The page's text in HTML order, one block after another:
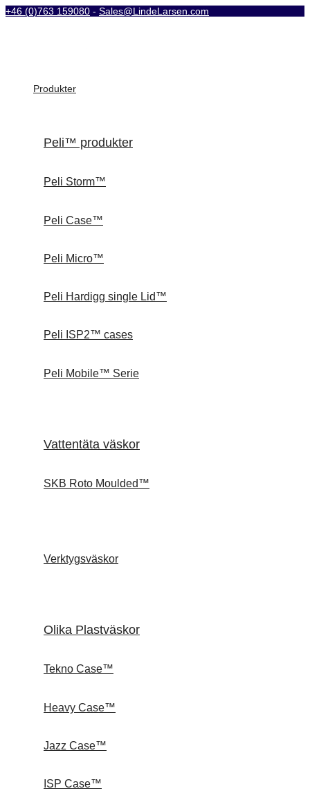
+46 (0)763 159080 - Sales@LindeLarsen.com
Produkter
Peli™ produkter
Peli Storm™
Peli Case™
Peli Micro™
Peli Hardigg single Lid™
Peli ISP2™ cases
Peli Mobile™ Serie
Vattentäta väskor
SKB Roto Moulded™
Verktygsväskor
Olika Plastväskor
Tekno Case™
Heavy Case™
Jazz Case™
ISP Case™